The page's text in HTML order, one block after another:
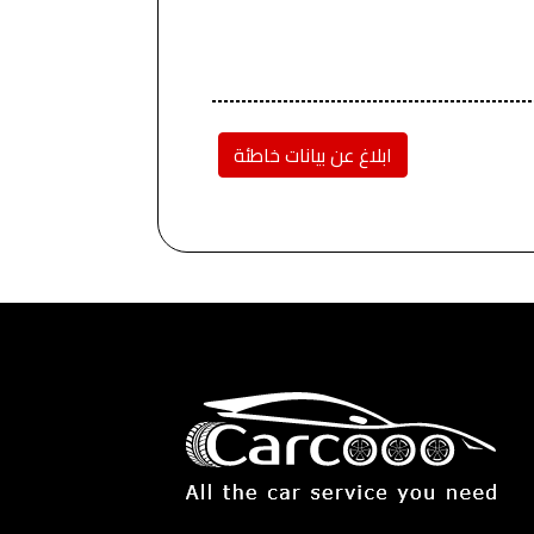
ابلاغ عن بيانات خاطئة